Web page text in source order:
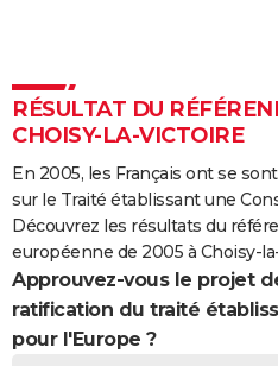
COPAINS D'AVANT
FORUM
Bricolage
Lifestyle
Culture
Sport
Auto
Television
Voyage
Cinema
RÉSULTAT DU
CHOISY-LA-VICTOIRE
En 2005, les Français ont se
sur le Traité établissant une
Découvrez les résultats du
européenne de 2005 à Choisy-
Approuvez-vous le projet
ratification du traité
pour l'Europe ?